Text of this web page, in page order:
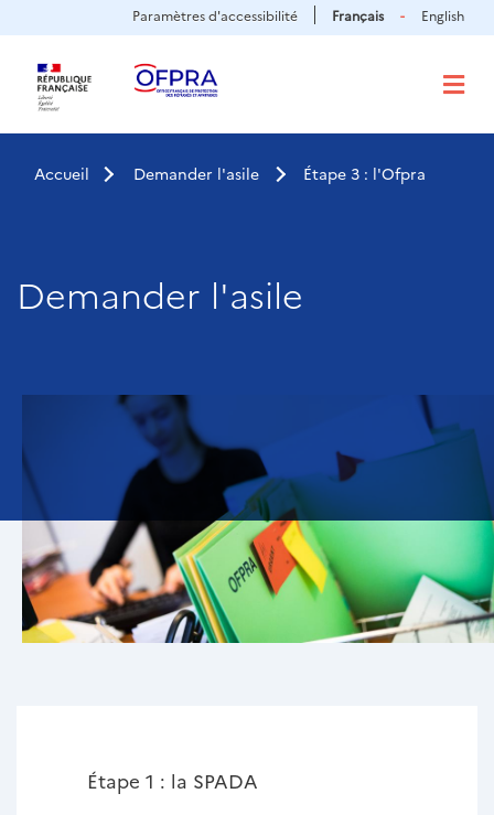
Panneau de gestion des cookiesAller
au
Paramètres d'accessibilité Français English
Accueil Demander l'asile Étape 3 : l'Ofpra
Demander l'asile
Étape 1 : la SPADA